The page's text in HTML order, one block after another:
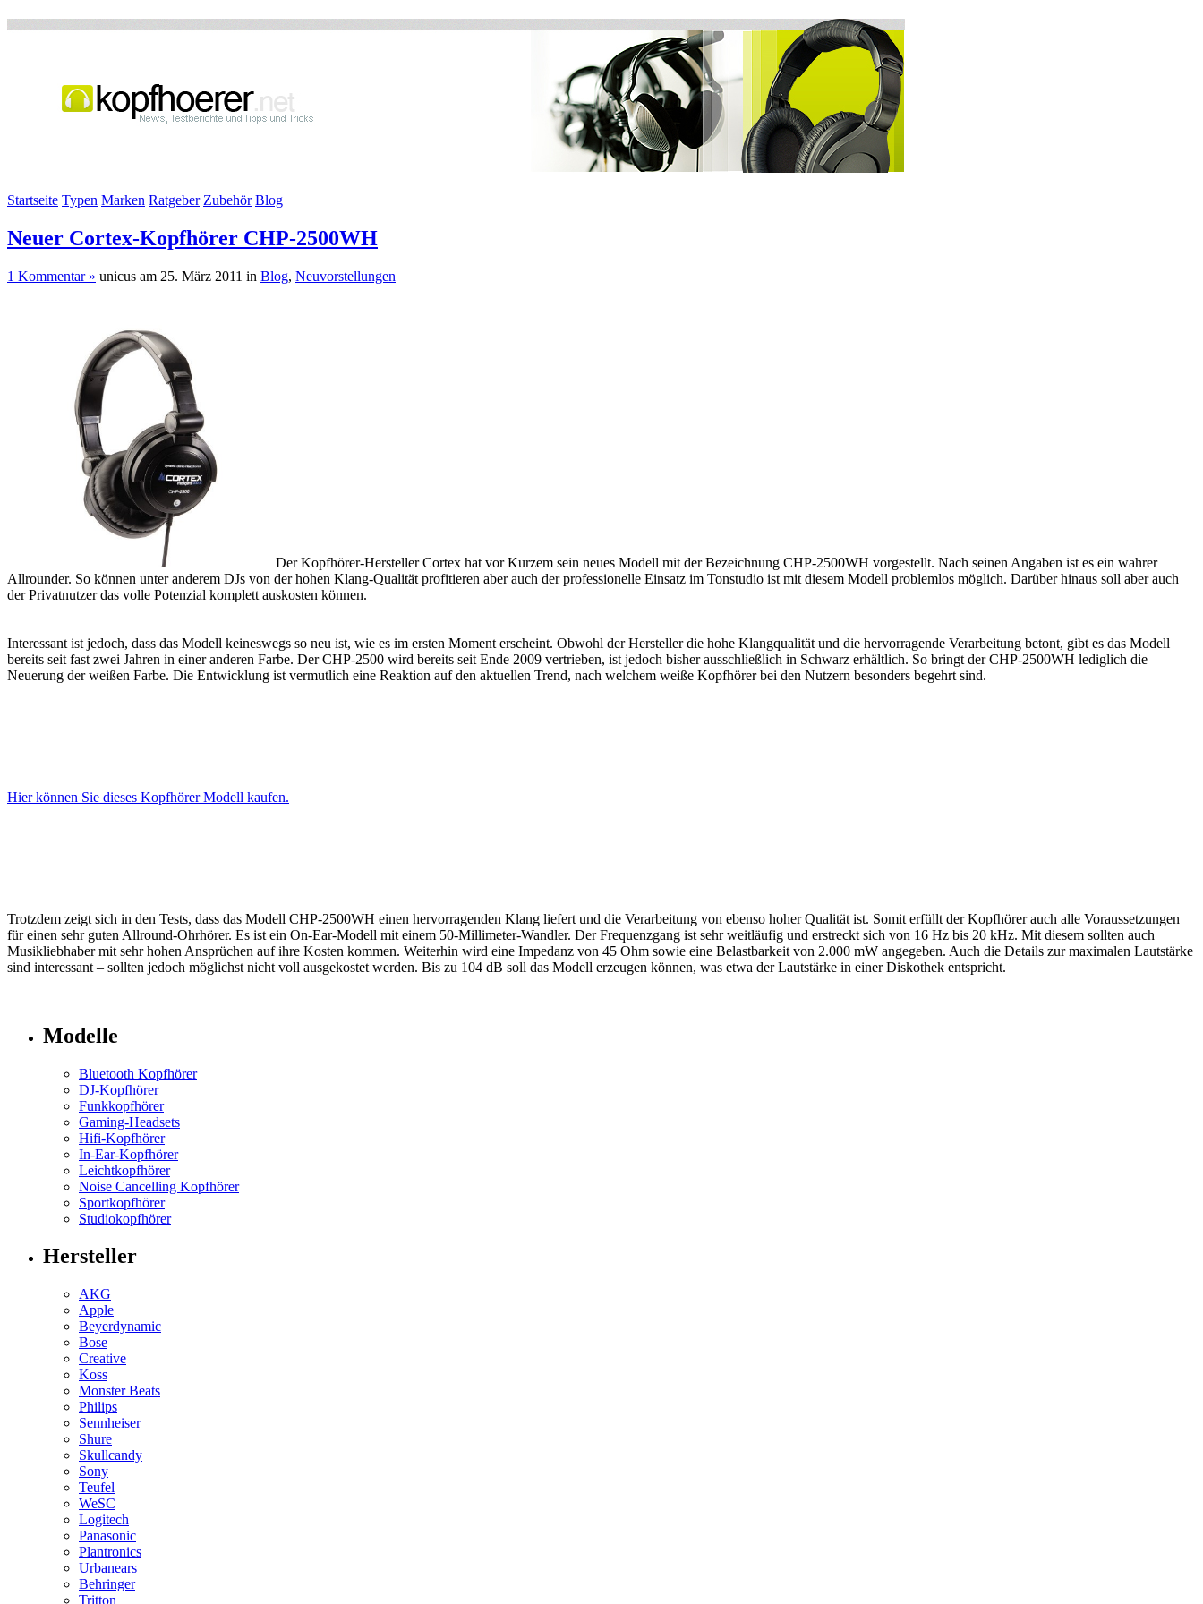
Startseite Typen Marken Ratgeber Zubehör Blog
Neuer Cortex-Kopfhörer CHP-2500WH
1 Kommentar » unicus am 25. März 2011 in Blog, Neuvorstellungen
Der Kopfhörer-Hersteller Cortex hat vor Kurzem sein neues Modell mit der Bezeichnung CHP-2500WH vorgestellt. Nach seinen Angaben ist es ein wahrer
Allrounder. So können unter anderem DJs von der hohen Klang-Qualität profitieren aber auch der professionelle Einsatz im Tonstudio ist mit diesem Modell problemlos möglich. Darüber hinaus soll aber auch
der Privatnutzer das volle Potenzial komplett auskosten können.
Interessant ist jedoch, dass das Modell keineswegs so neu ist, wie es im ersten Moment erscheint. Obwohl der Hersteller die hohe Klangqualität und die hervorragende Verarbeitung betont, gibt es das Modell
bereits seit fast zwei Jahren in einer anderen Farbe. Der CHP-2500 wird bereits seit Ende 2009 vertrieben, ist jedoch bisher ausschließlich in Schwarz erhältlich. So bringt der CHP-2500WH lediglich die
Neuerung der weißen Farbe. Die Entwicklung ist vermutlich eine Reaktion auf den aktuellen Trend, nach welchem weiße Kopfhörer bei den Nutzern besonders begehrt sind.
Hier können Sie dieses Kopfhörer Modell kaufen.
Trotzdem zeigt sich in den Tests, dass das Modell CHP-2500WH einen hervorragenden Klang liefert und die Verarbeitung von ebenso hoher Qualität ist. Somit erfüllt der Kopfhörer auch alle Voraussetzungen
für einen sehr guten Allround-Ohrhörer. Es ist ein On-Ear-Modell mit einem 50-Millimeter-Wandler. Der Frequenzgang ist sehr weitläufig und erstreckt sich von 16 Hz bis 20 kHz. Mit diesem sollten auch
Musikliebhaber mit sehr hohen Ansprüchen auf ihre Kosten kommen. Weiterhin wird eine Impedanz von 45 Ohm sowie eine Belastbarkeit von 2.000 mW angegeben. Auch die Details zur maximalen Lautstärke
sind interessant – sollten jedoch möglichst nicht voll ausgekostet werden. Bis zu 104 dB soll das Modell erzeugen können, was etwa der Lautstärke in einer Diskothek entspricht.
Modelle
Bluetooth Kopfhörer
DJ-Kopfhörer
Funkkopfhörer
Gaming-Headsets
Hifi-Kopfhörer
In-Ear-Kopfhörer
Leichtkopfhörer
Noise Cancelling Kopfhörer
Sportkopfhörer
Studiokopfhörer
Hersteller
AKG
Apple
Beyerdynamic
Bose
Creative
Koss
Monster Beats
Philips
Sennheiser
Shure
Skullcandy
Sony
Teufel
WeSC
Logitech
Panasonic
Plantronics
Urbanears
Behringer
Tritton